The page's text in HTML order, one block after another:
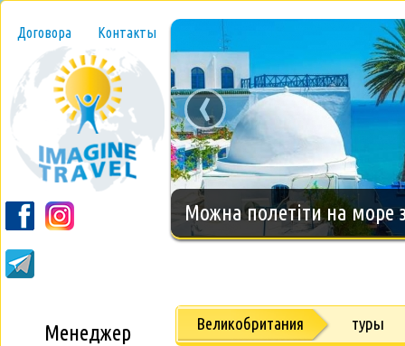
Договора Контакты
Новогодний тур на
‹
Менеджер Великобритания туры